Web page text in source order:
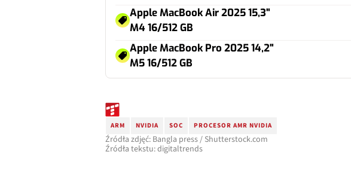
Apple MacBook Air 2025 15,3"
M4 16/512 GB
Apple MacBook Pro 2025 14,2"
M5 16/512 GB
ARM NVIDIA SOC PROCESOR AMR NVIDIA
Źródła zdjęć: Bangla press / Shutterstock.com
Źródła tekstu: digitaltrends